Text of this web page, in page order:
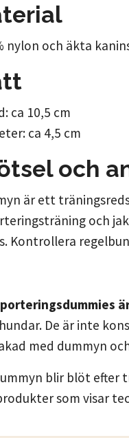
nylon och äkta
ca 10,5 cm
ca 4,5 cm
och
är ett
och
Kontrollera
De är inte
med dummyn
blir blöt efter
som visar